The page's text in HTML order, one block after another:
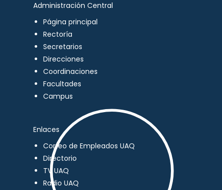
Administración Central
Página principal
Rectoría
Secretarios
Direcciones
Coordinaciones
Facultades
Campus
Enlaces
Correo de Empleados UAQ
Directorio
TV UAQ
Radio UAQ